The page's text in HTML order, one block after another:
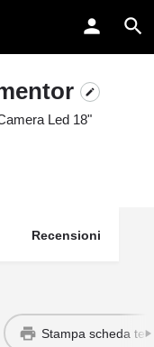
Led 18"
Recensioni
Stampa scheda